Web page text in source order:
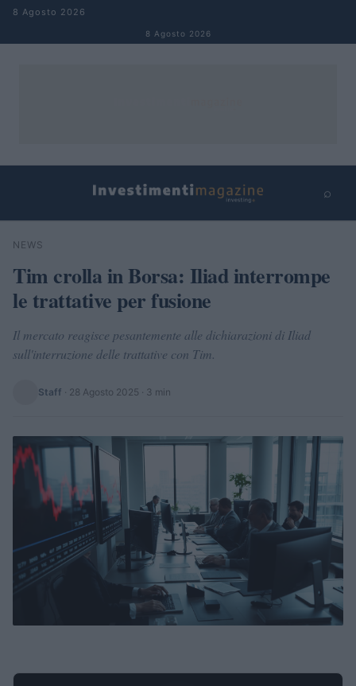
Salta al contenuto
8 Agosto 2026
8 Agosto 2026
⌕
Cerca
NEWS
Tim crolla in Borsa: Iliad interrompe
le trattative per fusione
Il mercato reagisce pesantemente alle dichiarazioni di Iliad
sull'interruzione delle trattative con Tim.
Staff · 28 Agosto 2025 · 3 min